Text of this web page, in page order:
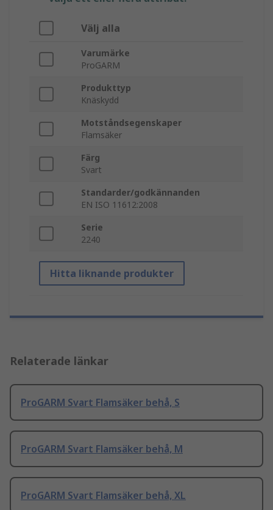
Välj alla
Varumärke
ProGARM
Produkttyp
Knäskydd
Motståndsegenskaper
Flamsäker
Färg
Svart
Standarder/godkännanden
EN ISO 11612:2008
Serie
2240
Hitta liknande produkter
Relaterade länkar
ProGARM Svart Flamsäker behå, S
ProGARM Svart Flamsäker behå, M
ProGARM Svart Flamsäker behå, XL